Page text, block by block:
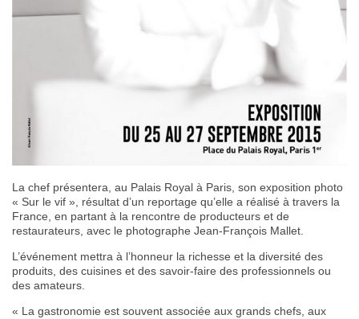
La chef présentera, au Palais Royal à Paris, son exposition photo
« Sur le vif », résultat d’un reportage qu’elle a réalisé à travers la
France, en partant à la rencontre de producteurs et de
restaurateurs, avec le photographe Jean-François Mallet.
L’événement mettra à l’honneur la richesse et la diversité des
produits, des cuisines et des savoir-faire des professionnels ou
des amateurs.
« La gastronomie est souvent associée aux grands chefs, aux